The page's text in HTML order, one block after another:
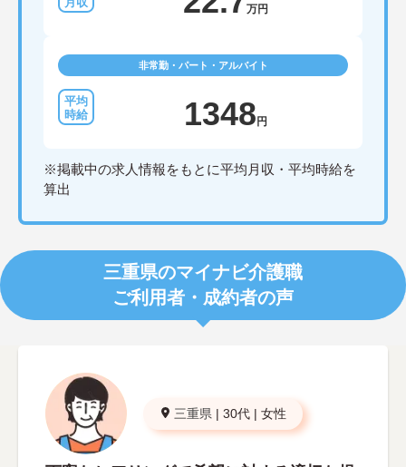
万円
非常勤・パート・アルバイト
1348 円
※掲載中の求人情報をもとに平均月収・平均時給を
算出
三重県のマイナビ介護職
ご利用者・成約者の声
三重県 | 30代 | 女性